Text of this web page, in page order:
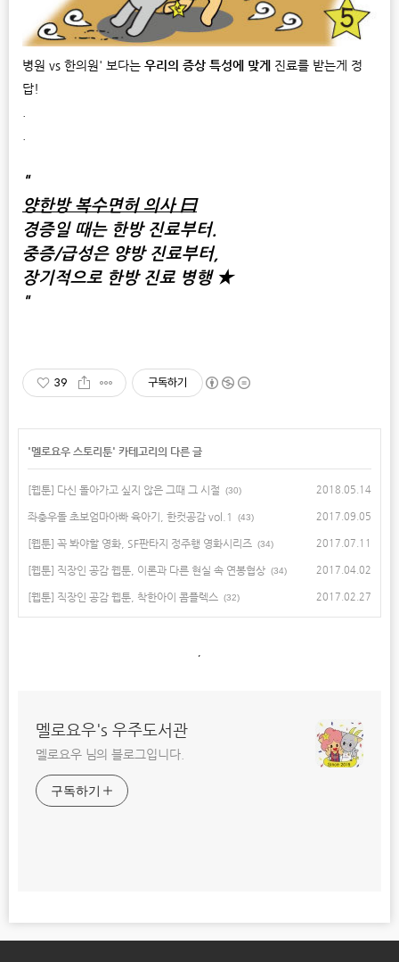
병원 vs 한의원' 보다는 우리의 증상 특성에 맞게
진료를 받는게 정
답!
"
양한방 복수면허 의사 曰
경증일 때는 한방 진료부터.
중증/급성은 양방 진료부터,
장기적으로 한방 진료 병행 ★
"
39 구독하기
'멜로요우 스토리툰' 카테고리의 다른 글
[웹툰] 다신 돌아가고 싶지 않은 그때 그 시절 (30) 2018.05.14
좌충우돌 초보엄마아빠 육아기, 한컷공감 vol.1 (43) 2017.09.05
[웹툰] 꼭 봐야할 영화, SF판타지 정주행 영화시리즈 (34) 2017.07.11
[웹툰] 직장인 공감 웹툰, 이론과 다른 현실 속 연봉협상 (34) 2017.04.02
[웹툰] 직장인 공감 웹툰, 착한아이 콤플렉스 (32) 2017.02.27
멜로요우's 우주도서관
멜로요우 님의 블로그입니다.
구독하기